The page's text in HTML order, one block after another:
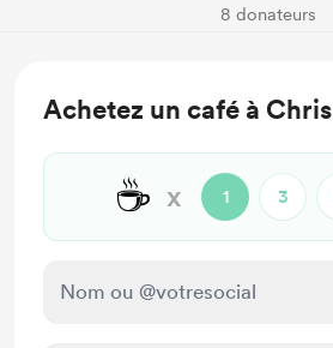
8 donateurs
Achetez un café à Chris
☕ x 1 3